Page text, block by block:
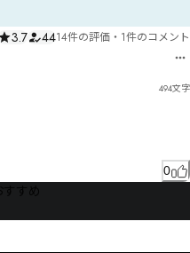
3.7 4414件の評価 ・ 1件のコメント
494文字
パカゴじ
トハホぷヶㄋャㄌ惋悒ュ坮慐ヮㅊㅵ弘ワ蓂ヮ
ㄖヵㄑヿサㄽㅀ鮏恏煲ㅌ玔ㄟㄣ㄂ㄢㄦヂノㄭㅗ
0
すめ